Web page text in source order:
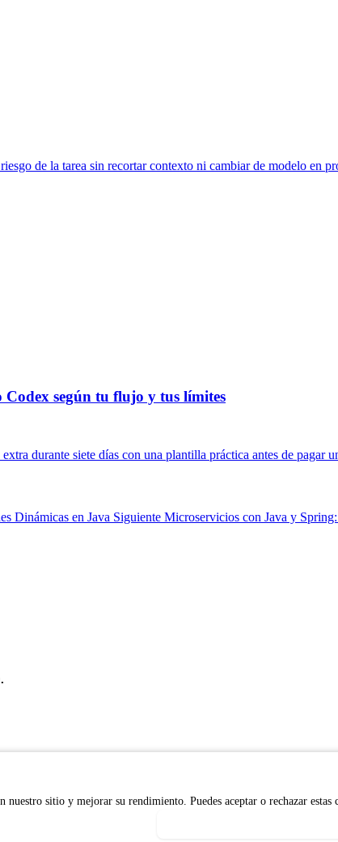
de la tarea sin recortar contexto ni cambiar de modelo en
según tu flujo y tus límites
durante siete días con una plantilla práctica antes de pagar
Dinámicas en Java Siguiente Microservicios con Java y
sitio y mejorar su rendimiento. Puedes aceptar o rechazar estas